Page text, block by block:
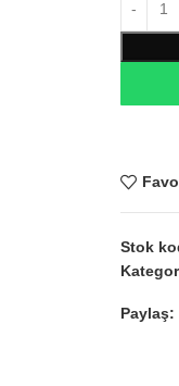
Stok
Paylaş: